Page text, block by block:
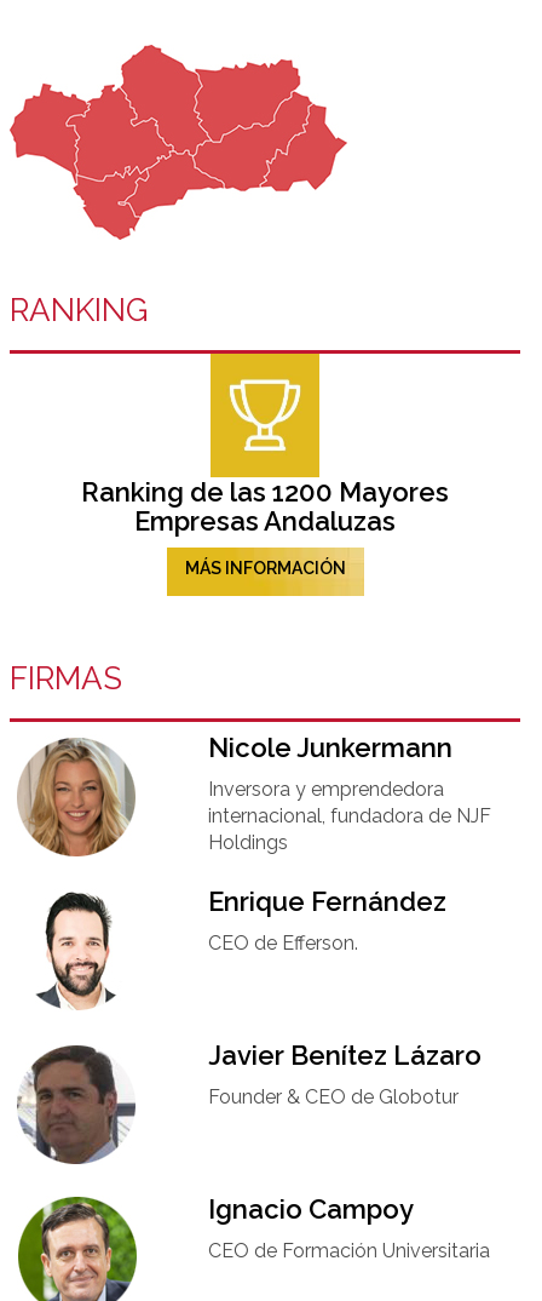
RANKING
Ranking de las 1200 Mayores
Empresas Andaluzas
MÁS INFORMACIÓN
FIRMAS
Nicole Junkermann​
Inversora y emprendedora
internacional, fundadora de NJF
Holdings
Enrique Fernández
CEO de Efferson.
Javier Benítez Lázaro
Founder & CEO de Globotur​
Ignacio Campoy​
CEO de Formación Universitaria​